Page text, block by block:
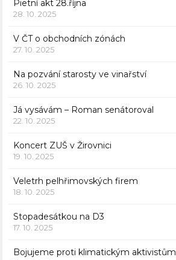
Pietní akt 28.října
28. 10. 2025
V ČT o obchodních zónách
27. 10. 2025
Na pozvání starosty ve vinařství
26. 10. 2025
Já vysávám – Roman senátoroval
22. 10. 2025
Koncert ZUŠ v Žirovnici
19. 10. 2025
Veletrh pelhřimovských firem
18. 10. 2025
Stopadesátkou na D3
17. 10. 2025
Bojujeme proti klimatickým aktivistům